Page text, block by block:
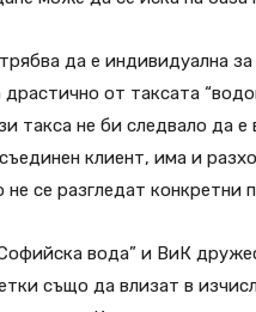
да е индивидуална
драстично от таксата
такса не би следвало да е
клиент, има и
не се разгледат
вода” и ВиК
също да влизат в